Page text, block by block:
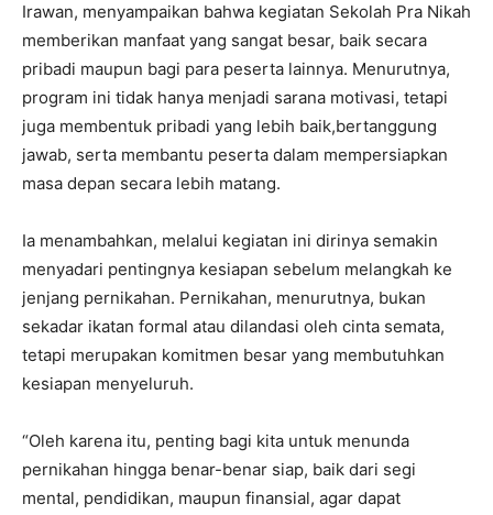
Irawan, menyampaikan bahwa kegiatan Sekolah Pra Nikah
memberikan manfaat yang sangat besar, baik secara
pribadi maupun bagi para peserta lainnya. Menurutnya,
program ini tidak hanya menjadi sarana motivasi, tetapi
juga membentuk pribadi yang lebih baik,bertanggung
jawab, serta membantu peserta dalam mempersiapkan
masa depan secara lebih matang.
Ia menambahkan, melalui kegiatan ini dirinya semakin
menyadari pentingnya kesiapan sebelum melangkah ke
jenjang pernikahan. Pernikahan, menurutnya, bukan
sekadar ikatan formal atau dilandasi oleh cinta semata,
tetapi merupakan komitmen besar yang membutuhkan
kesiapan menyeluruh.
“Oleh karena itu, penting bagi kita untuk menunda
pernikahan hingga benar-benar siap, baik dari segi
mental, pendidikan, maupun finansial, agar dapat